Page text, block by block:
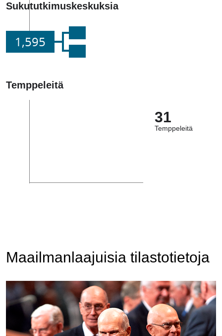
Sukututkimuskeskuksia
1,595
Temppeleitä
31
Temppeleitä
Maailmanlaajuisia tilastotietoja